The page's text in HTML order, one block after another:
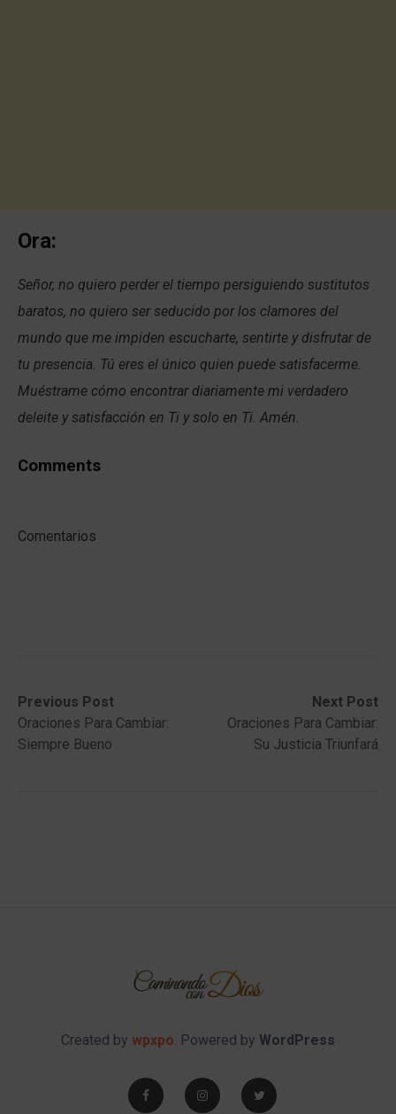
Ora:
Señor, no quiero perder el tiempo persiguiendo sustitutos
baratos, no quiero ser seducido por los clamores del
mundo que me impiden escucharte, sentirte y disfrutar de
tu presencia. Tú eres el único quien puede satisfacerme.
Muéstrame cómo encontrar diariamente mi verdadero
deleite y satisfacción en Ti y solo en Ti. Amén.
Comments
Comentarios
Post
navigation
Previous Post
Previous
post:Oraciones Para Cambiar:
Siempre Bueno
Next Post
Next
post:
Oraciones Para Cambiar:
Su Justicia Triunfará
Created by wpxpo. Powered by WordPress